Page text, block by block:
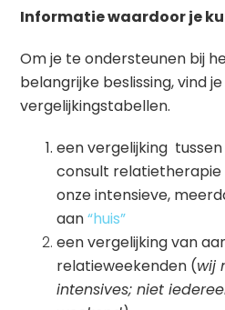
Informatie waardoor je
Om je te ondersteunen bij
belangrijke beslissing, vind
vergelijkingstabellen.
een vergelijking
consult relatietherapie
onze intensieve,
aan“huis”
een vergelijking van
relatieweekenden (wij
intensives; niet